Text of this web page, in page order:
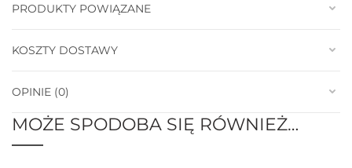
PRODUKTY POWIĄZANE
KOSZTY DOSTAWY
OPINIE (0)
MOŻE SPODOBA SIĘ RÓWNIEŻ…